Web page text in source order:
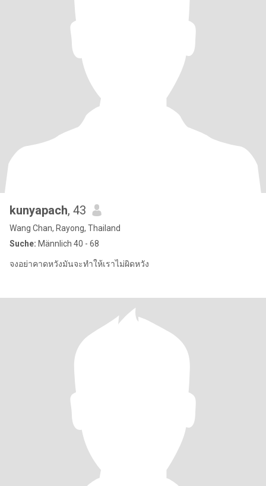
kunyapach, 43
Wang Chan, Rayong, Thailand
Suche: Männlich 40 - 68
จงอย่าคาดหวัง​มันจะทำ​ให้​เรา​ไม่ผิดหวัง